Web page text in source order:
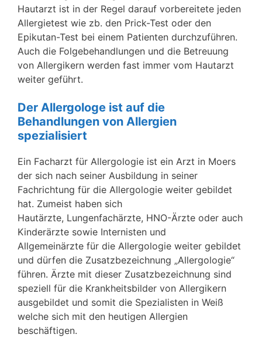
Hautarzt ist in der Regel darauf vorbereitete jeden
Allergietest wie zb. den Prick-Test oder den
Epikutan-Test bei einem Patienten durchzuführen.
Auch die Folgebehandlungen und die Betreuung
von Allergikern werden fast immer vom Hautarzt
weiter geführt.
Der Allergologe ist auf die
Behandlungen von Allergien
spezialisiert
Ein Facharzt für Allergologie ist ein Arzt in Moers
der sich nach seiner Ausbildung in seiner
Fachrichtung für die Allergologie weiter gebildet
hat. Zumeist haben sich
Hautärzte, Lungenfachärzte, HNO-Ärzte oder auch
Kinderärzte sowie Internisten und
Allgemeinärzte für die Allergologie weiter gebildet
und dürfen die Zusatzbezeichnung „Allergologie“
führen. Ärzte mit dieser Zusatzbezeichnung sind
speziell für die Krankheitsbilder von Allergikern
ausgebildet und somit die Spezialisten in Weiß
welche sich mit den heutigen Allergien
beschäftigen.